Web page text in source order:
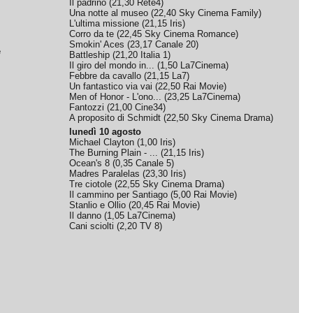
Il padrino (21,30 Rete4)
Una notte al museo (22,40 Sky Cinema Family)
L'ultima missione (21,15 Iris)
Corro da te (22,45 Sky Cinema Romance)
Smokin' Aces (23,17 Canale 20)
Battleship (21,20 Italia 1)
Il giro del mondo in... (1,50 La7Cinema)
Febbre da cavallo (21,15 La7)
Un fantastico via vai (22,50 Rai Movie)
Men of Honor - L'ono... (23,25 La7Cinema)
Fantozzi (21,00 Cine34)
A proposito di Schmidt (22,50 Sky Cinema Drama)
lunedì 10 agosto
Michael Clayton (1,00 Iris)
The Burning Plain - ... (21,15 Iris)
Ocean's 8 (0,35 Canale 5)
Madres Paralelas (23,30 Iris)
Tre ciotole (22,55 Sky Cinema Drama)
Il cammino per Santiago (5,00 Rai Movie)
Stanlio e Ollio (20,45 Rai Movie)
Il danno (1,05 La7Cinema)
Cani sciolti (2,20 TV 8)